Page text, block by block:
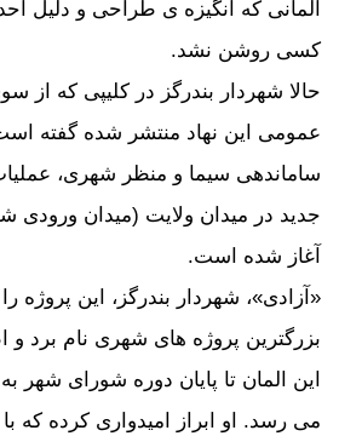
المانی که انگیزه ی طراحی و دلیل
کسی روشن نشد.
حالا شهردار بندرگز در کلیپی که از
عمومی این نهاد منتشر شده گفته
ساماندهی سیما و منظر شهری،
جدید در میدان ولایت (میدان ورودی
آغاز شده است.
«آزادی»، شهردار بندرگز، این پروژه
بزرگترین پروژه های شهری نام برد
این المان تا پایان دوره شورای شهر
می رسد. او ابراز امیدواری کرده که با